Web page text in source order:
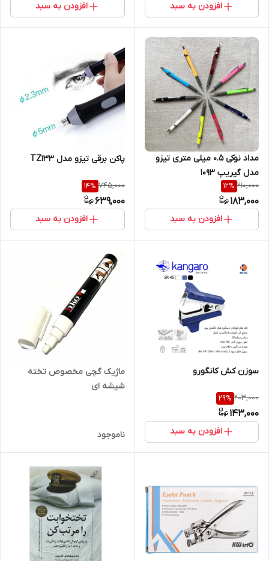
افزودن به سبد افزودن به سبد
مداد نوکی 0.5 میلی متری تیزو
مدل گیریپ 1093
210,000
12%
183,000
افزودن به سبد
پاکن برقی تیزو مدل TZ133
745,000
14%
639,000
افزودن به سبد
سوزن کش کانگورو
203,000
29%
143,000
افزودن به سبد
ماژیک گچی مخصوص تخته
شیشه ای
ناموجود